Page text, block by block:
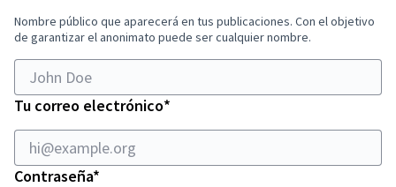
Nombre público que aparecerá en tus publicaciones. Con el objetivo
de garantizar el anonimato puede ser cualquier nombre.
Tu correo electrónico*
Contraseña*